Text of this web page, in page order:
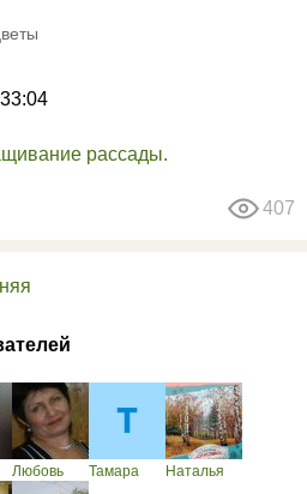
407
Любовь Тамара Наталья